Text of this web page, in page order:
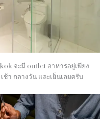
จะมี outlet อาหารอยู่เพียง
ช้า กลางวัน และเย็นเลยครับ